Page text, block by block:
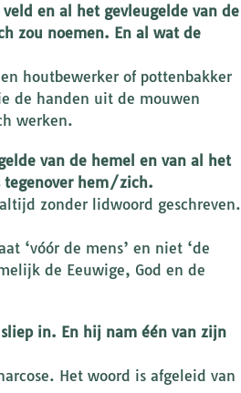
en al het gevleugelde van de
zou noemen. En al wat de
houtbewerker of pottenbakker
de handen uit de mouwen
werken.
van de hemel en van al het
tegenover hem/zich.
zonder lidwoord geschreven.
‘vóór de mens’ en niet ‘de
de Eeuwige, God en de
in. En hij nam één van zijn
Het woord is afgeleid van